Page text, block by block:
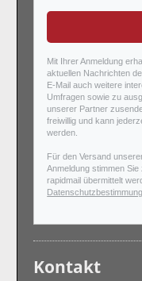
Mit Ihrer Anmeldung
aktuellen Nachrichten
E-Mail auch weitere
Umfragen sowie zu
unserer Partner
freiwillig und kann
werden.
Für den Versand
Anmeldung stimmen
rapidmail übermittelt
Kontakt